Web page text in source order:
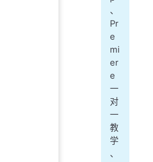
、
Pr
e
mi
er
e
一
对
一
教
学
、